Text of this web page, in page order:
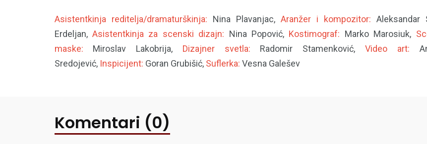
Asistentkinja reditelja/dramaturškinja: Nina Plavanjac, Aranžer i kompozitor: Aleksandar
Erdeljan, Asistentkinja za scenski dizajn: Nina Popović,Kostimograf: Marko Marosiuk,
maske: Miroslav Lakobrija, Dizajner svetla: Radomir Stamenković,Video art:
Sredojević,Inspicijent: Goran Grubišić, Suflerka: Vesna Galešev
Komentari (0)